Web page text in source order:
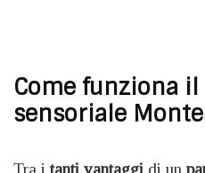
Come funziona
sensoriale
Tra i tanti vantaggi di un